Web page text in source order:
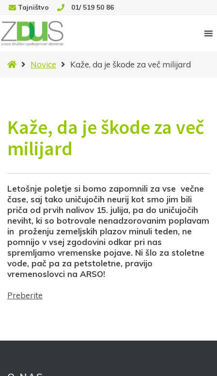
Tajništvo 01/ 519 50 86
DomovNovice Kaže, da je škode za več milijard
Kaže, da je škode za več
milijard
Letošnje poletje si bomo zapomnili za vse večne
čase, saj tako uničujočih neurij kot smo jim bili
priča od prvih nalivov 15. julija, pa do uničujočih
neviht, ki so botrovale nenadzorovanim poplavam
in proženju zemeljskih plazov minuli teden, ne
pomnijo v vsej zgodovini odkar pri nas
spremljamo vremenske pojave. Ni šlo za stoletne
vode, pač pa za petstoletne, pravijo
vremenoslovci na ARSO!
Preberite